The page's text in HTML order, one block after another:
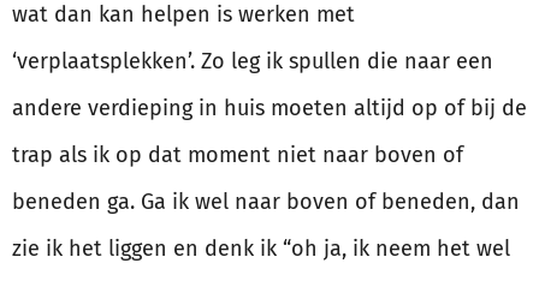
wat dan kan helpen is werken met
‘verplaatsplekken’. Zo leg ik spullen die naar een
andere verdieping in huis moeten altijd op of bij de
trap als ik op dat moment niet naar boven of
beneden ga. Ga ik wel naar boven of beneden, dan
zie ik het liggen en denk ik “oh ja, ik neem het wel